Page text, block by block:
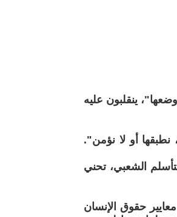
ينقلبون عليه
أو لا نؤمن".
الشعبي، تحني
حقوق الإنسان